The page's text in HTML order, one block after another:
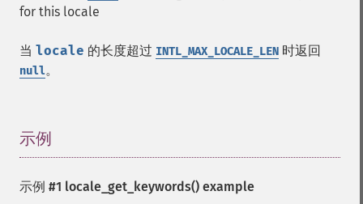
for this locale
当 locale 的长度超过 INTL_MAX_LOCALE_LEN 时返回
null。
示例
示例 #1 locale_get_keywords() example